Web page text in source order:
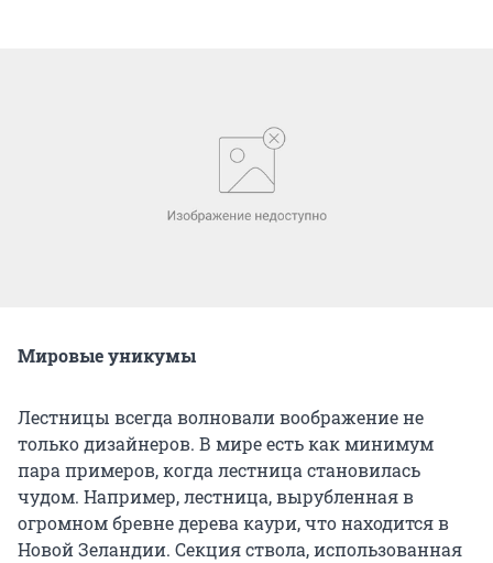
Мировые уникумы
Лестницы всегда волновали воображение не
только дизайнеров. В мире есть как минимум
пара примеров, когда лестница становилась
чудом. Например, лестница, вырубленная в
огромном бревне дерева каури, что находится в
Новой Зеландии. Секция ствола, использованная